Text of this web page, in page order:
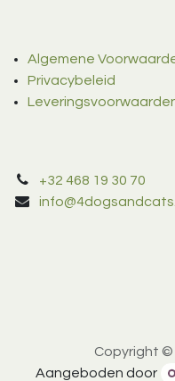
Algemene
Privacybeleid
+32 468 19 30 70
Copyright ©
Aangeboden door